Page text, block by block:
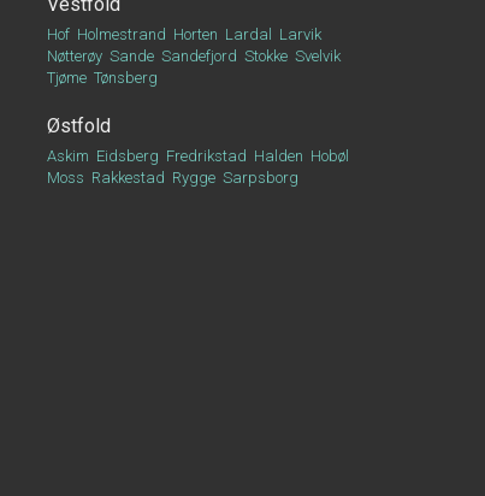
Hof Holmestrand Horten Lardal
Larvik
Nøtterøy Sande Sandefjord Stokke Svelvik
Tjøme Tønsberg
Østfold
Askim Eidsberg Fredrikstad Halden Hobøl
Moss Rakkestad Rygge Sarpsborg